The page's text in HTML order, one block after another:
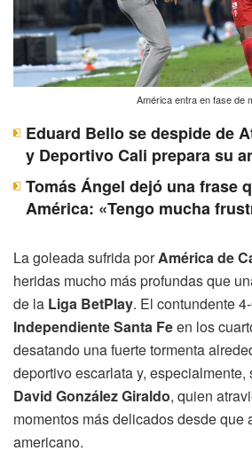
América entra en fase de
Eduard Bello se despide de
y Deportivo Cali prepara su
Tomás Ángel dejó una frase
América: «Tengo mucha
La goleada sufrida porAmérica de
heridas mucho más profundas que
de la Liga BetPlay. El contundente
Independiente Santa Feen los
desatando una fuerte tormenta
deportivo escarlata y,
David González Giraldo, quien
momentos más delicados desde que
americano.